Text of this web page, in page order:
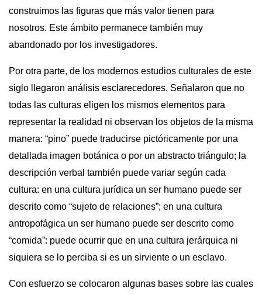
construimos las figuras que más valor tienen para
nosotros. Este ámbito permanece también muy
abandonado por los investigadores.
Por otra parte, de los modernos estudios culturales de este
siglo llegaron análisis esclarecedores. Señalaron que no
todas las culturas eligen los mismos elementos para
representar la realidad ni observan los objetos de la misma
manera: “pino” puede traducirse pictóricamente por una
detallada imagen botánica o por un abstracto triángulo; la
descripción verbal también puede variar según cada
cultura: en una cultura jurídica un ser humano puede ser
descrito como “sujeto de relaciones”; en una cultura
antropofágica un ser humano puede ser descrito como
“comida”: puede ocurrir que en una cultura jerárquica ni
siquiera se lo perciba si es un sirviente o un esclavo.
Con esfuerzo se colocaron algunas bases sobre las cuales